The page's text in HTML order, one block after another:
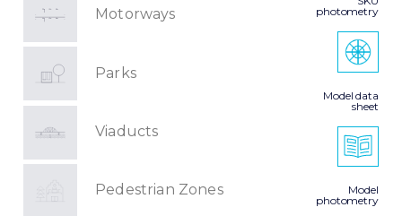
Motorways
Parks
Viaducts
Pedestrian Zones
photometry
Model data
sheet
Model
photometry